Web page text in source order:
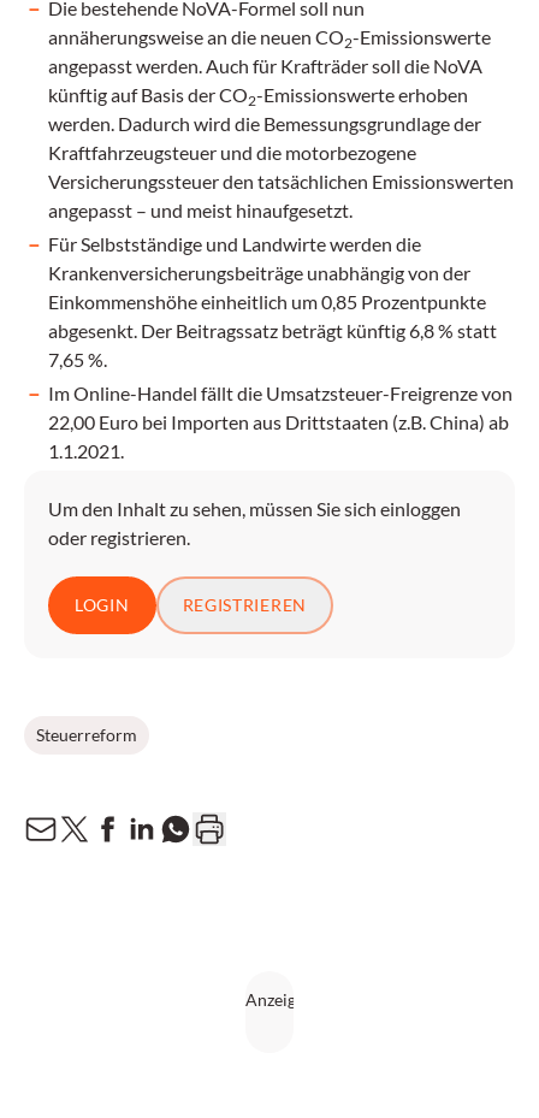
Die bestehende NoVA-Formel soll nun
annäherungsweise an die neuen CO2-Emissionswerte
angepasst werden. Auch für Krafträder soll die NoVA
künftig auf Basis der CO2-Emissionswerte erhoben
werden. Dadurch wird die Bemessungsgrundlage der
Kraftfahrzeugsteuer und die motorbezogene
Versicherungssteuer den tatsächlichen Emissionswerten
angepasst – und meist hinaufgesetzt.
Für Selbstständige und Landwirte werden die
Krankenversicherungsbeiträge unabhängig von der
Einkommenshöhe einheitlich um 0,85 Prozentpunkte
abgesenkt. Der Beitragssatz beträgt künftig 6,8 % statt
7,65 %.
Im Online-Handel fällt die Umsatzsteuer-Freigrenze von
22,00 Euro bei Importen aus Drittstaaten (z.B. China) ab
1.1.2021.
Um den Inhalt zu sehen, müssen Sie sich einloggen
oder registrieren.
LOGIN REGISTRIEREN
Steuerreform